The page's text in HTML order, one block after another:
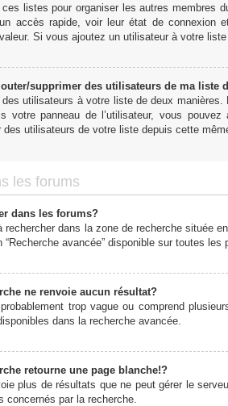
listes pour organiser les autres membres
accès rapide, voir leur état de connexion
Si vous ajoutez un utilisateur à votre
supprimer des utilisateurs de ma liste
utilisateurs à votre liste de deux
votre panneau de l’utilisateur, vous
des utilisateurs de votre liste depuis cette
les forums
dans les forums?
rechercher dans la zone de recherche située
avancée” disponible sur toutes
ne renvoie aucun résultat?
trop vague ou comprend
dans la recherche avancée.
retourne une page blanche!?
plus de résultats que ne peut gérer le
concernés par la recherche.